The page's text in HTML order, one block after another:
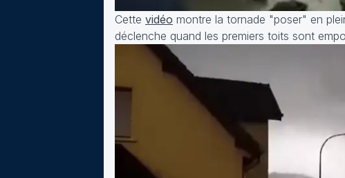
Cette vidéo montre la tornade "poser" en
déclenche quand les premiers toits sont